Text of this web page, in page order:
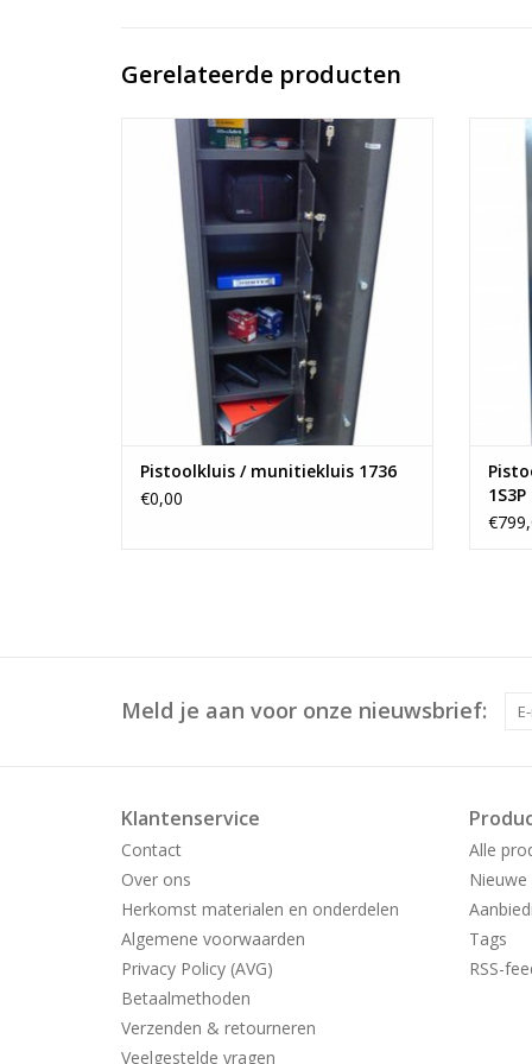
Gerelateerde producten
- 150×50×35 cm
- 6 binnenkluizen
- 105 kg
TOEVOEGEN AAN WINKELWAGEN
Pistoolkluis / munitiekluis 1736
€0,00
1S3P
Meld je aan voor onze nieuwsbrief:
Klantenservice
Contact
Over ons
Herkomst materialen en onderdelen
Algemene voorwaarden
Privacy Policy (AVG)
Betaalmethoden
Verzenden & retourneren
Veelgestelde vragen
Alle
Tags
RSS-